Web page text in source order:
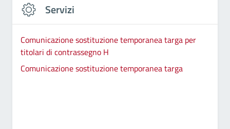
Servizi
Comunicazione sostituzione temporanea targa per
titolari di contrassegno H
Comunicazione sostituzione temporanea targa